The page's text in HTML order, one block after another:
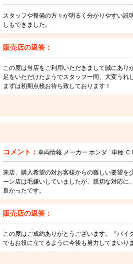
スタッフや整備の方々が明るく分かりやすい
しもできました。
販売店の返答：
この度は当店をご利用いただきまして誠にあ
足をいただけたようでスタッフ一同、大変うれ
まずは初期点検お待ち致しております！
コメント： 車両情報 メーカー:ホンダ 車種:Ｃ
来店、購入希望の対お客様からの難しい要望を
ーン店は毛嫌いしていましたが、親切な対応に
良かったです。
販売店の返答：
この度はご成約ありがとうございます。『バイ
でもお役に立てるように今後も努力してまいり